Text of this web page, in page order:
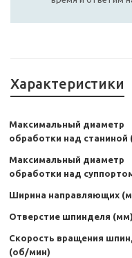
Характеристики
Максимальный диаметр
обработки над станиной
Максимальный диаметр
обработки над
Ширина направляющих
Отверстие шпинделя (мм)
Скорость вращения
(об/мин)